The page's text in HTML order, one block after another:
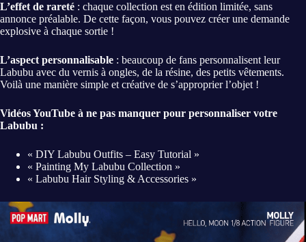
L’effet de rareté : chaque collection est en édition limitée, sans
annonce préalable. De cette façon, vous pouvez créer une demande
explosive à chaque sortie !
L’aspect personnalisable : beaucoup de fans personnalisent leur
Labubu avec du vernis à ongles, de la résine, des petits vêtements.
Voilà une manière simple et créative de s’approprier l’objet !
Vidéos YouTube à ne pas manquer pour personnaliser votre
Labubu :
« DIY Labubu Outfits – Easy Tutorial »
« Painting My Labubu Collection »
« Labubu Hair Styling & Accessories »